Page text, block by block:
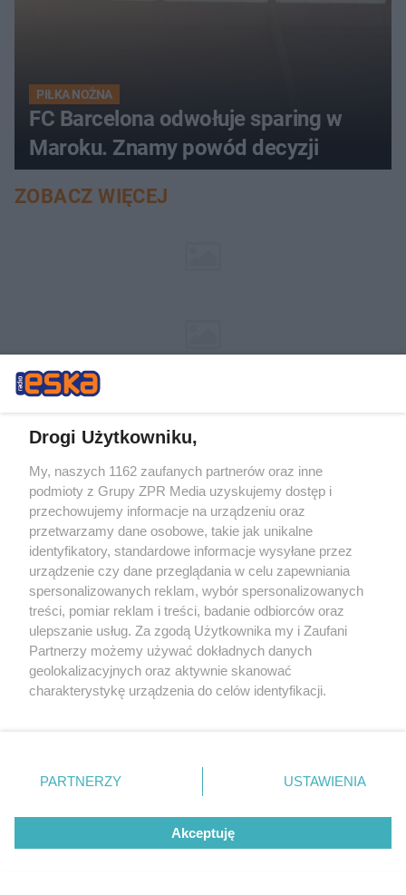
PIŁKA NOŻNA
FC Barcelona odwołuje sparing w
Maroku. Znamy powód decyzji
ZOBACZ WIĘCEJ
eksploatacji w jakiejkolwiek formie, włącznie z umieszczaniem w
Internecie bez pisemnej zgody właściciela praw. Jakiekolwiek użycie lub
wykorzystanie utworów w całości lub w części z naruszeniem prawa,
Drogi Użytkowniku,
My, naszych 1162 zaufanych partnerów oraz inne
podmioty z Grupy ZPR Media uzyskujemy dostęp i
przechowujemy informacje na urządzeniu oraz
przetwarzamy dane osobowe, takie jak unikalne
identyfikatory, standardowe informacje wysyłane przez
urządzenie czy dane przeglądania w celu zapewniania
spersonalizowanych reklam, wybór spersonalizowanych
treści, pomiar reklam i treści, badanie odbiorców oraz
ulepszanie usług. Za zgodą Użytkownika my i Zaufani
Partnerzy możemy używać dokładnych danych
geolokalizacyjnych oraz aktywnie skanować
charakterystykę urządzenia do celów identyfikacji.
zmienić/wycofać klikając przycisk ustawień prywatności
znajdujący się w lewym dolnym rogu strony
rodzaje przetwarzania danych nie wymagają zgody
użytkownika, ale masz prawo sprzeciwić się takiemu
przetwarzaniu. Preferencje będą miały zastosowanie tylko
PARTNERZY USTAWIENIA
Akceptuję